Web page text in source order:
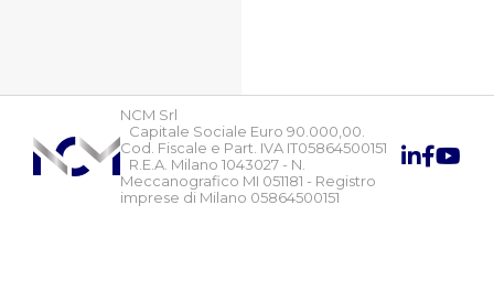
NCM Srl
Capitale Sociale Euro 90.000,00.
Cod. Fiscale e Part. IVA IT05864500151
R.E.A. Milano 1043027 - N.
Meccanografico MI 051181 - Registro
imprese di Milano 05864500151